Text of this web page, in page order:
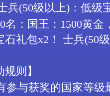
兵(50级以上)：低级
名：国王： 1500黄金
石礼包x2 ！ 士兵(50
规则】
参与获奖的国家等级